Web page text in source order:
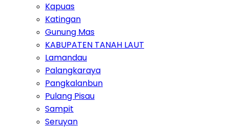
Kapuas
Katingan
Gunung Mas
KABUPATEN TANAH LAUT
Lamandau
Palangkaraya
Pangkalanbun
Pulang Pisau
Sampit
Seruyan